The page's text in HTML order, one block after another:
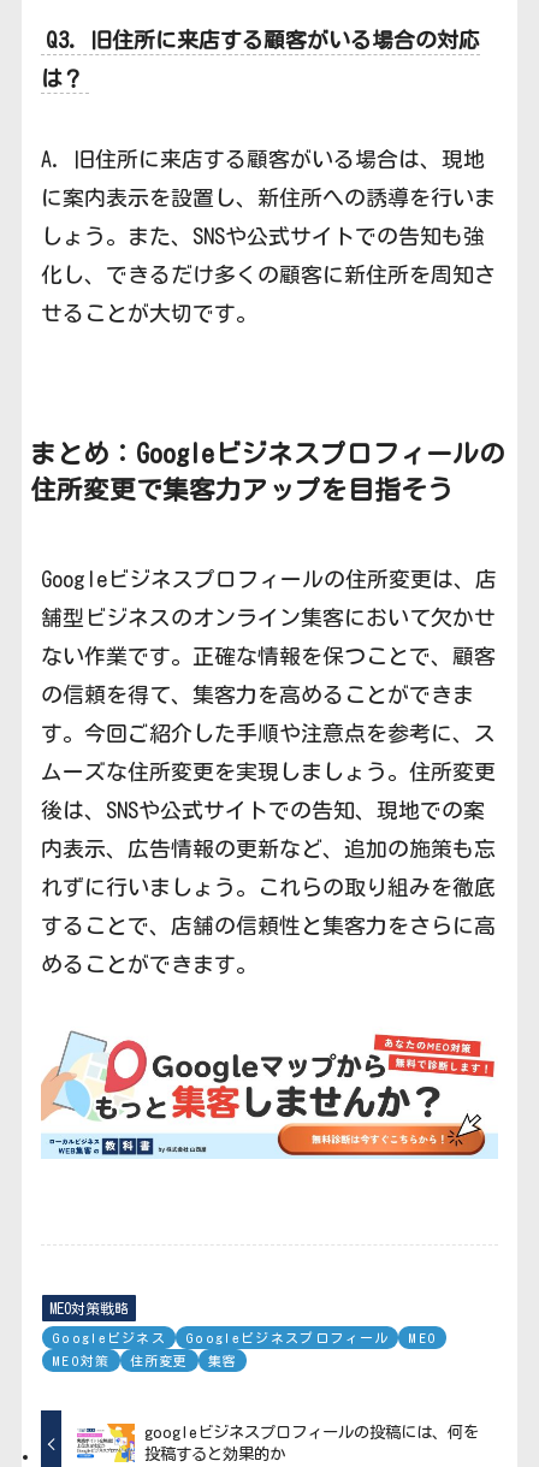
Q3. 旧住所に来店する顧客がいる場合の対応
は？
A. 旧住所に来店する顧客がいる場合は、現地
に案内表示を設置し、新住所への誘導を行いま
しょう。また、SNSや公式サイトでの告知も強
化し、できるだけ多くの顧客に新住所を周知さ
せることが大切です。
まとめ：Googleビジネスプロフィールの
住所変更で集客力アップを目指そう
Googleビジネスプロフィールの住所変更は、店
舗型ビジネスのオンライン集客において欠かせ
ない作業です。正確な情報を保つことで、顧客
の信頼を得て、集客力を高めることができま
す。今回ご紹介した手順や注意点を参考に、ス
ムーズな住所変更を実現しましょう。住所変更
後は、SNSや公式サイトでの告知、現地での案
内表示、広告情報の更新など、追加の施策も忘
れずに行いましょう。これらの取り組みを徹底
することで、店舗の信頼性と集客力をさらに高
めることができます。
MEO対策戦略
Googleビジネス Googleビジネスプロフィール
MEO
MEO対策
住所変更 集客
googleビジネスプロフィールの投稿には、何を
投稿すると効果的か